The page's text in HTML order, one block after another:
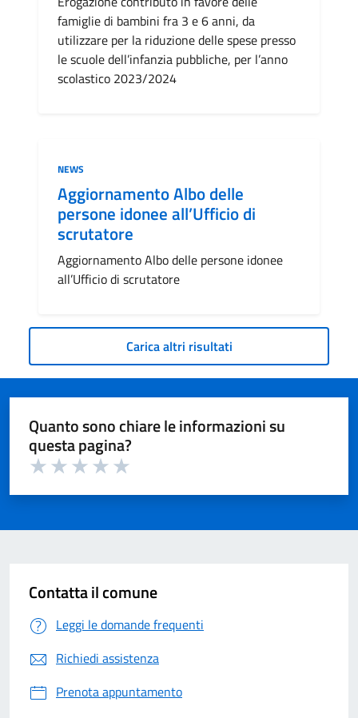
famiglie di bambini fra 3 e 6 anni, da
utilizzare per la riduzione delle spese presso
le scuole dell’infanzia pubbliche, per l’anno
scolastico 2023/2024
Categoria:
NEWS
Aggiornamento Albo delle
persone idonee all’Ufficio di
scrutatore
Aggiornamento Albo delle persone idonee
all’Ufficio di scrutatore
Carica altri risultati
Quanto sono chiare le informazioni su
questa pagina?
Contatta il comune
Leggi le domande frequenti
Richiedi assistenza
Prenota appuntamento